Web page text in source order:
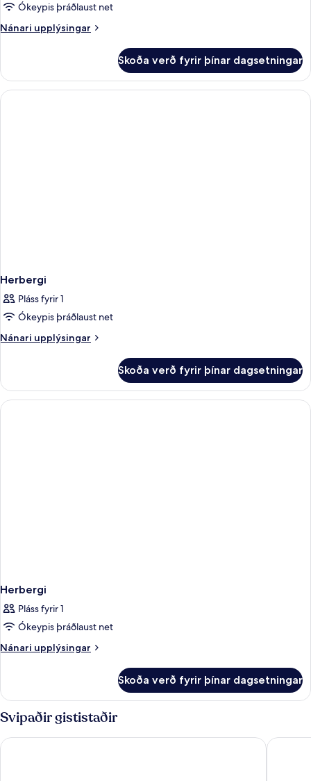
Ókeypis þráðlaust net
Nánari upplýsingar
Nánari
Skoða verð fyrir þínar dagsetningar
Herbergi
Pláss fyrir 1
Ókeypis þráðlaust net
Nánari upplýsingar
Nánari
Skoða verð fyrir þínar dagsetningar
Herbergi
Pláss fyrir 1
Ókeypis þráðlaust net
Nánari upplýsingar
Nánari
Skoða verð fyrir þínar dagsetningar
Svipaðir gististaðir
Four Points Flex by Sheraton Malaga Centre Hotel